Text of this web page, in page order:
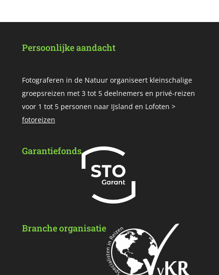
Persoonlijke aandacht
Fotograferen in de Natuur organiseert kleinschalige
groepsreizen met 3 tot 5 deelnemers en privé-reizen
voor 1 tot 5 personen naar IJsland en Lofoten >
fotoreizen
Garantiefonds
Branche organisatie